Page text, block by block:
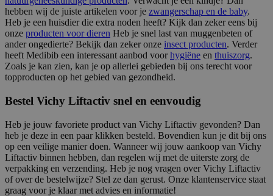
hebben wij de juiste artikelen voor je zwangerschap en de baby.
Heb je een huisdier die extra noden heeft? Kijk dan zeker eens bij
onze producten voor dieren Heb je snel last van muggenbeten of
ander ongedierte? Bekijk dan zeker onze insect producten. Verder
heeft Medibib een interessant aanbod voorhygiëne en thuiszorg.
Zoals je kan zien, kan je op allerlei gebieden bij ons terecht voor
topproducten op het gebied van gezondheid.
Bestel Vichy Liftactiv snel en eenvoudig
Heb je jouw favoriete product van Vichy Liftactiv gevonden? Dan
heb je deze in een paar klikken besteld. Bovendien kun je dit bij ons
op een veilige manier doen. Wanneer wij jouw aankoop van Vichy
Liftactiv binnen hebben, dan regelen wij met de uiterste zorg de
verpakking en verzending. Heb je nog vragen over Vichy Liftactiv
of over de bestelwijze? Stel ze dan gerust. Onze klantenservice staat
graag voor je klaar met advies en informatie!